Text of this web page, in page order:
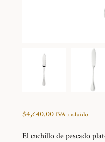
$4,640.00 IVA incluido
El cuchillo de pescado